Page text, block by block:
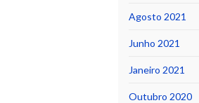
Agosto 2021
Junho 2021
Janeiro 2021
Outubro 2020